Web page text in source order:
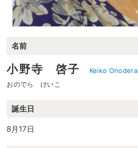
名前
小野寺 啓子
Keiko Onodera
おのでら けいこ
誕生日
8月17日